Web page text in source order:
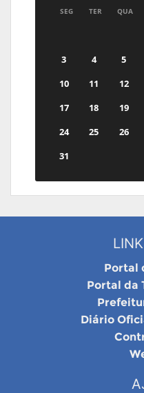
SEG TER QUA
3
4 5
10
11 12
17
18 19
24
25 26
31
Portal
Portal da
Diário